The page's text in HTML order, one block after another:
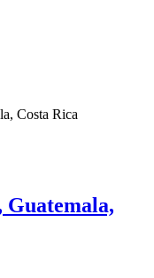
Costa Rica
Guatemala,